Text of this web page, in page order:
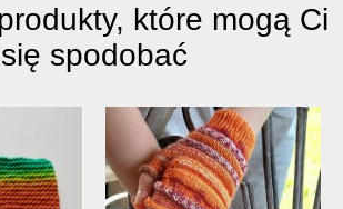
które mogą Ci
się spodobać